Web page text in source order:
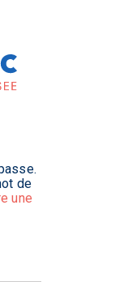
de
une